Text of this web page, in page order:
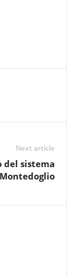
Next article
del sistema